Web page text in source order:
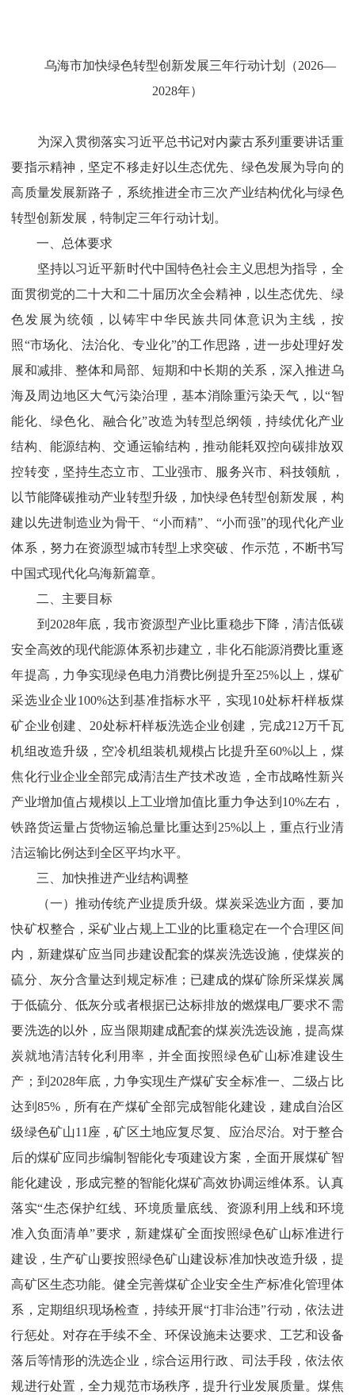
乌海市加快绿色转型创新发展三年行动计划（2026—
2028年）
为深入贯彻落实习近平总书记对内蒙古系列重要讲话重
要指示精神，坚定不移走好以生态优先、绿色发展为导向的
高质量发展新路子，系统推进全市三次产业结构优化与绿色
转型创新发展，特制定三年行动计划。
一、总体要求
坚持以习近平新时代中国特色社会主义思想为指导，全
面贯彻党的二十大和二十届历次全会精神，以生态优先、绿
色发展为统领，以铸牢中华民族共同体意识为主线，按
照“市场化、法治化、专业化”的工作思路，进一步处理好发
展和减排、整体和局部、短期和中长期的关系，深入推进乌
海及周边地区大气污染治理，基本消除重污染天气，以“智
能化、绿色化、融合化”改造为转型总纲领，持续优化产业
结构、能源结构、交通运输结构，推动能耗双控向碳排放双
控转变，坚持生态立市、工业强市、服务兴市、科技领航，
以节能降碳推动产业转型升级，加快绿色转型创新发展，构
建以先进制造业为骨干、“小而精”
“小而强”的现代化产业
体系，努力在资源型城市转型上求突破、作示范，不断书写
中国式现代化乌海新篇章。
二、主要目标
到 2028年底，我市资源型产业比重稳步下降，清洁低碳
安全高效的现代能源体系初步建立，非化石能源消费比重逐
年提高，力争实现绿色电力消费比例提升至25% 以上，煤矿
采选业企业100%达到基准指标水平， 实现10处标杆样板煤
矿企业创建
20处标杆样板洗选企业创建 ， 完成212万千瓦
机组改造升级，空冷机组装机规模占比提升至60%以上， 煤
焦化行业企业全部完成清洁生产技术改造， 全市战略性新兴
产业增加值占规模以上工业增加值比重力争达到 10%左右，
铁路货运量占货物运输总量比重达到 25%以上，重点行业清
洁运输比例达到全区平均水平。
三 、加快推进产业结构调整
（一）推动传统产业提质升级。煤炭采选业方面，要加
快矿权整合，采矿业占规上工业的比重稳定在一个合理区间
内， 新建煤矿应当同步建设配套的煤炭洗选设施，使煤炭的
硫分、灰分含量达到规定标准；已建成的煤矿除所采煤炭属
于低硫分、低灰分或者根据已达标排放的燃煤电厂要求不需
要洗选的以外，应当限期建成配套的煤炭洗选设施，提高煤
炭就地清洁转化利用率，并全面按照绿色矿山标准建设生
产 ； 到 2028年底，力争实现生产煤矿安全标准一、二级占比
达到 85% ，所有在产煤矿全部完成智能化建设，建成自治区
级绿色矿山11 座，矿区土地应复尽复、应治尽治。对于整合
后的煤矿应同步编制智能化专项建设方案，全面开展煤矿智
能化建设，形成完整的智能化煤矿高效协调运维体系。认真
落实“生态保护红线、环境质量底线、资源利用上线和环境
准入负面清单”要求，新建煤矿全面按照绿色矿山标准进行
建设，生产矿山要按照绿色矿山建设标准加快改造升级，提
高矿区生态功能。健全完善煤矿企业安全生产标准化管理体
系，定期组织现场检查，持续开展“打非治违”行动，依法进
行惩处。对存在手续不全、环保设施未达要求、工艺和设备
落后等情形的洗选企业，综合运用行政、司法手段，依法依
规进行处置，全力规范市场秩序，提升行业发展质量。煤焦